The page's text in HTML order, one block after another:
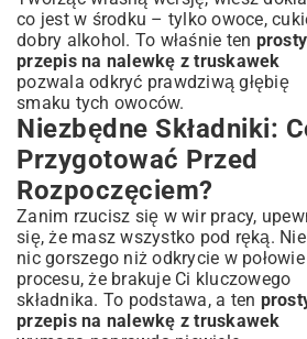
co jest w środku – tylko owoce,
dobry alkohol. To właśnie ten prosty
przepis na nalewkę z truskawek
pozwala odkryć prawdziwą głębię
smaku tych owoców.
Niezbędne Składniki:
Przygotować Przed
Rozpoczęciem?
Zanim rzucisz się w wir pracy,
się, że masz wszystko pod ręką.
nic gorszego niż odkrycie w połowie
procesu, że brakuje Ci kluczowego
składnika. To podstawa, a ten
przepis na nalewkę z truskawek